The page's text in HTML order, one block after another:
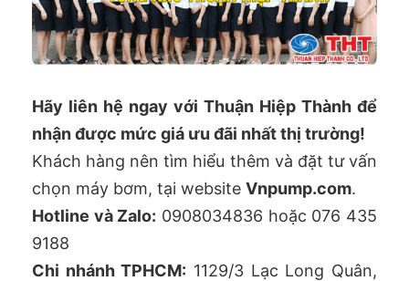
Hãy liên hệ ngay với Thuận Hiệp Thành để
nhận được mức giá ưu đãi nhất thị trường!
Khách hàng nên tìm hiểu thêm và đặt tư vấn
chọn máy bơm, tại website Vnpump.com.
Hotline và Zalo: 0908034836 hoặc 076 435
9188
Chi nhánh TPHCM: 1129/3 Lạc Long Quân,